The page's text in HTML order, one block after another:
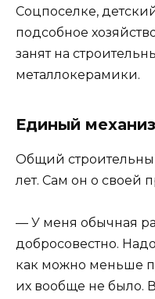
Соцпоселке,
подсобное
занят на
металлокерамики.
Единый
Общий
лет. Сам он о своей
— У меня обычная
добросовестно.
как можно меньше
их вообще не было.